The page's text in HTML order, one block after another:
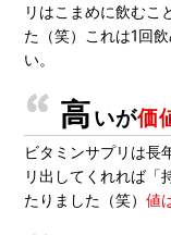
リはこまめに飲むこ
た（笑）これは1回
い。
高いが価
ビタミンサプリは長
リ出してくれれば「
たりました（笑）値